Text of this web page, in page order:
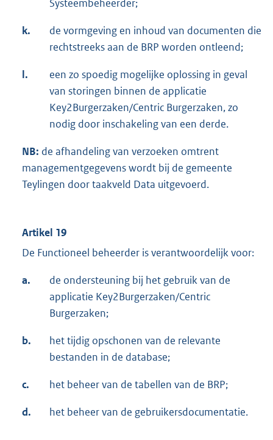
Systeembeheerder;
k.
de vormgeving en inhoud van documenten die
rechtstreeks aan de BRP worden ontleend;
l.
een zo spoedig mogelijke oplossing in geval
van storingen binnen de applicatie
Key2Burgerzaken/Centric Burgerzaken, zo
nodig door inschakeling van een derde.
NB: de afhandeling van verzoeken omtrent
managementgegevens wordt bij de gemeente
Teylingen door taakveld Data uitgevoerd.
Artikel 19
De Functioneel beheerder is verantwoordelijk voor:
a.
de ondersteuning bij het gebruik van de
applicatie Key2Burgerzaken/Centric
Burgerzaken;
b.
het tijdig opschonen van de relevante
bestanden in de database;
c. het beheer van de tabellen van de BRP;
d. het beheer van de gebruikersdocumentatie.